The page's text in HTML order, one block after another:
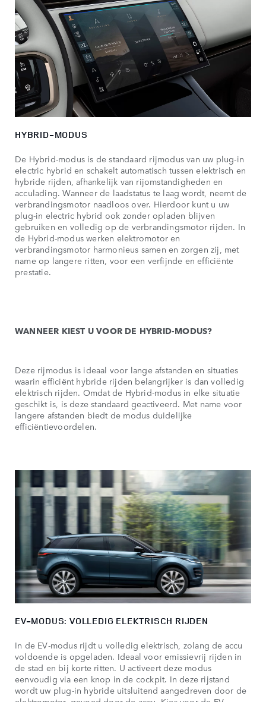
HYBRID-MODUS
De Hybrid-modus is de standaard rijmodus van uw plug-in
electric hybrid en schakelt automatisch tussen elektrisch en
hybride rijden, afhankelijk van rijomstandigheden en
acculading. Wanneer de laadstatus te laag wordt, neemt de
verbrandingsmotor naadloos over. Hierdoor kunt u uw
plug-in electric hybrid ook zonder opladen blijven
gebruiken en volledig op de verbrandingsmotor rijden. In
de Hybrid-modus werken elektromotor en
verbrandingsmotor harmonieus samen en zorgen zij, met
name op langere ritten, voor een verfijnde en efficiënte
prestatie.
WANNEER KIEST U VOOR DE HYBRID-MODUS?
Deze rijmodus is ideaal voor lange afstanden en situaties
waarin efficiënt hybride rijden belangrijker is dan volledig
elektrisch rijden. Omdat de Hybrid-modus in elke situatie
geschikt is, is deze standaard geactiveerd. Met name voor
langere afstanden biedt de modus duidelijke
efficiëntievoordelen.
EV-MODUS: VOLLEDIG ELEKTRISCH RIJDEN
In de EV-modus rijdt u volledig elektrisch, zolang de accu
voldoende is opgeladen. Ideaal voor emissievrij rijden in
de stad en bij korte ritten. U activeert deze modus
eenvoudig via een knop in de cockpit. In deze rijstand
wordt uw plug-in hybride uitsluitend aangedreven door de